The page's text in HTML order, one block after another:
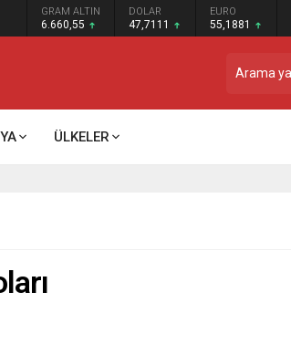
GRAM ALTIN
6.660,55
DOLAR
47,7111
EURO
55,1881
ÜLKELER